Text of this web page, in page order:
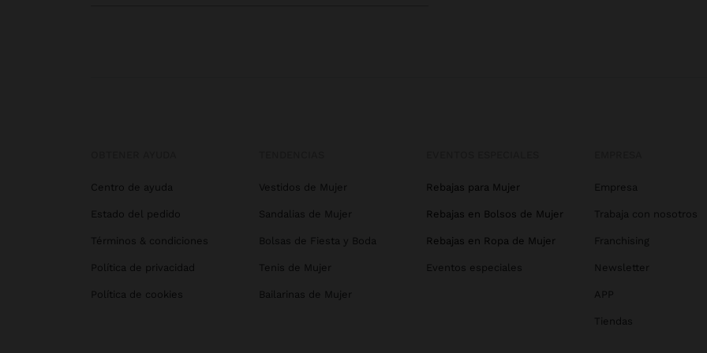
Centro de ayuda
Estado del pedido
Términos & condiciones
Política de privacidad
Política de cookies
Vestidos de Mujer
Sandalias de Mujer
Bolsas de Fiesta y Boda
Tenis de Mujer
Bailarinas de Mujer
Rebajas para Mujer
Rebajas en Bolsos de Mujer
Rebajas en Ropa de Mujer
Eventos especiales
Empresa
Trabaja con nosotros
Franchising
Newsletter
APP
Tiendas